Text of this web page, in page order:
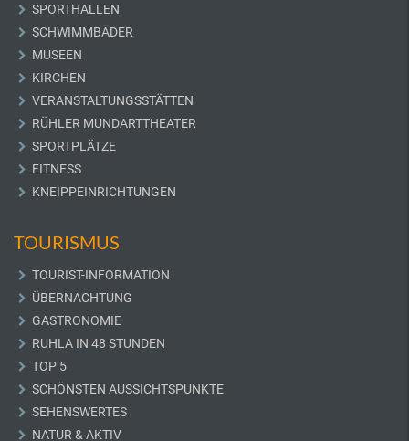
SPORTHALLEN
SCHWIMMBÄDER
MUSEEN
KIRCHEN
VERANSTALTUNGSSTÄTTEN
RÜHLER MUNDARTTHEATER
SPORTPLÄTZE
FITNESS
KNEIPPEINRICHTUNGEN
TOURISMUS
TOURIST-INFORMATION
ÜBERNACHTUNG
GASTRONOMIE
RUHLA IN 48 STUNDEN
TOP 5
SCHÖNSTEN AUSSICHTSPUNKTE
SEHENSWERTES
NATUR & AKTIV